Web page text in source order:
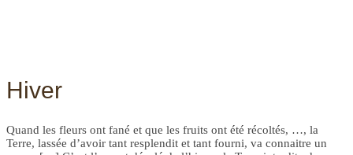
Hiver
Quand les fleurs ont fané et que les fruits ont été récoltés, …, la
Terre, lassée d’avoir tant resplendit et tant fourni, va connaitre un